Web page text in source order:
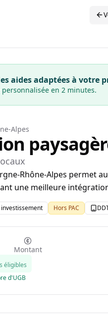
aides adaptées à votre
en 2 minutes.
Alpes
Rhône-Alpes permet
une meilleure
Hors PAC
Montant
éligibles
d'UGB